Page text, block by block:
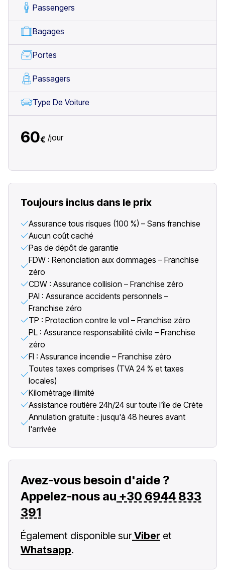
Passengers
Bagages
Portes
Passagers
Type De Voiture
60€ /jour
Toujours inclus dans le prix
Assurance tous risques (100 %) – Sans franchise
Aucun coût caché
Pas de dépôt de garantie
FDW : Renonciation aux dommages – Franchise
zéro
CDW : Assurance collision – Franchise zéro
PAI : Assurance accidents personnels –
Franchise zéro
TP : Protection contre le vol – Franchise zéro
PL : Assurance responsabilité civile – Franchise
zéro
FI : Assurance incendie – Franchise zéro
Toutes taxes comprises (TVA 24 % et taxes
locales)
Kilométrage illimité
Assistance routière 24h/24 sur toute l'île de Crète
Annulation gratuite : jusqu'à 48 heures avant
l'arrivée
Avez-vous besoin d'aide ?
Appelez-nous au +30 6944 833
391
Également disponible surViber et
Whatsapp.